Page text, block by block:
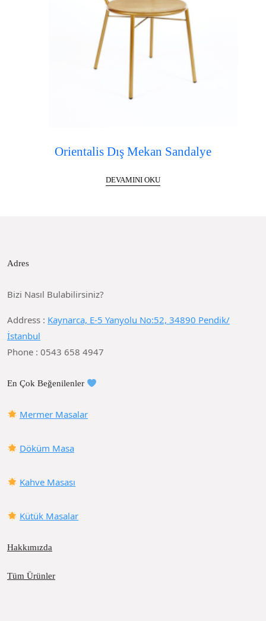
Orientalis Dış Mekan Sandalye
DEVAMINI OKU
Adres
Bizi Nasıl Bulabilirsiniz?
Address : Kaynarca, E-5 Yanyolu No:52, 34890 Pendik/
İstanbul
Phone : 0543 658 4947
En Çok Beğenilenler
Mermer Masalar
Döküm Masa
Kahve Masası
Kütük Masalar
Hakkımızda
Tüm Ürünler